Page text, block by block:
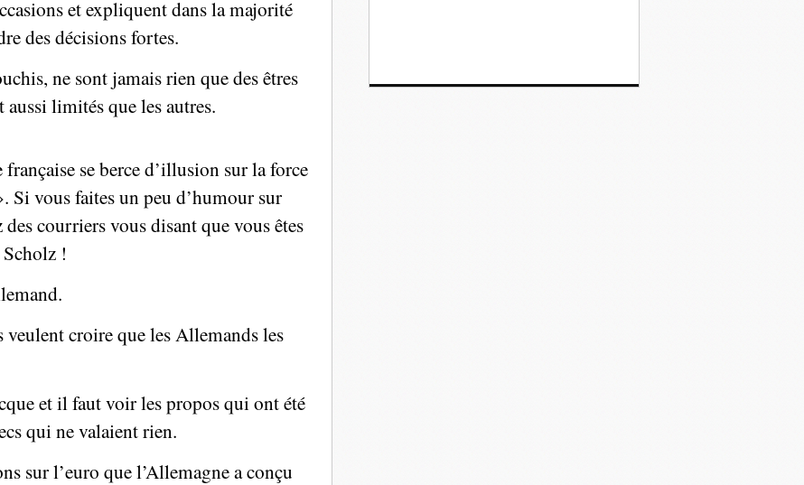
et expliquent dans la majorité
des décisions fortes.
ne sont jamais rien que des êtres
limités que les autres.
se berce d’illusion sur la force
vous faites un peu d’humour sur
courriers vous disant que vous êtes
!
veulent croire que les Allemands les
et il faut voir les propos qui ont été
qui ne valaient rien.
sur l’euro que l’Allemagne a conçu